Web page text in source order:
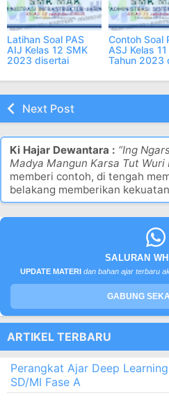
Latihan Soal PAS
AIJ Kelas 12 SMK
2023 disertai
Contoh Soal
ASJ Kelas
Tahun 2023
Next Post
Ki Hajar Dewantara : “Ing
Madya Mangun Karsa Tut Wuri
memberi contoh, di tengah
belakang memberikan
SALURAN
UPDATE MATERI dan bahan ajar terbaru
GABUNG
ARTIKEL TERBARU
Perangkat Ajar Deep
SD/MI Fase A